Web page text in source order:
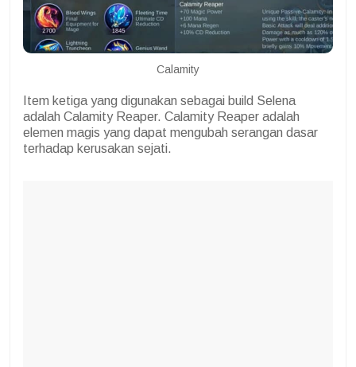
Calamity
Item ketiga yang digunakan sebagai build Selena
adalah Calamity Reaper. Calamity Reaper adalah
elemen magis yang dapat mengubah serangan dasar
terhadap kerusakan sejati.